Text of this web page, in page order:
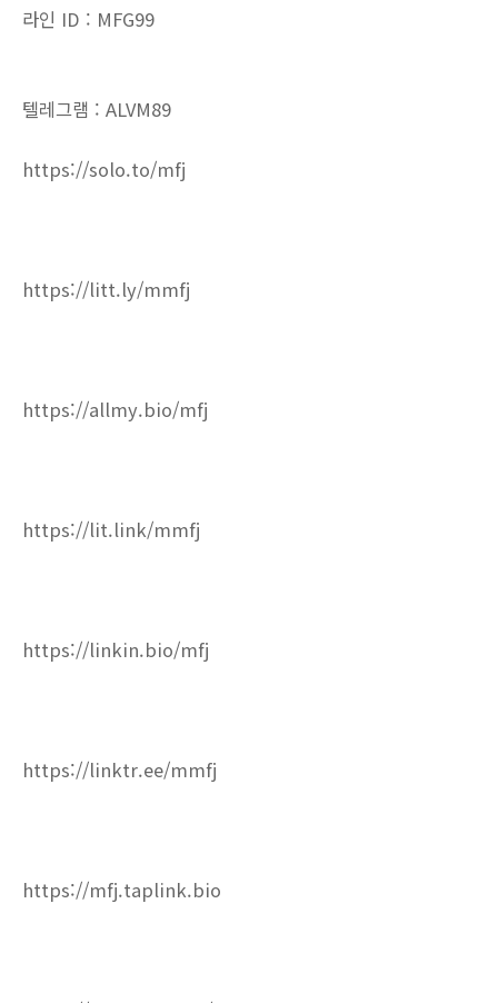
라인 ID : MFG99
텔레그램 : ALVM89
https://solo.to/mfj
https://litt.ly/mmfj
https://allmy.bio/mfj
https://lit.link/mmfj
https://linkin.bio/mfj
https://linktr.ee/mmfj
https://mfj.taplink.bio